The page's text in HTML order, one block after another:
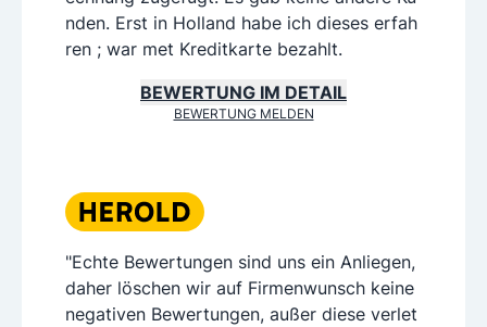
nden. Erst in Holland habe ich dieses erfah
ren ; war met Kreditkarte bezahlt.
BEWERTUNG IM DETAIL
BEWERTUNG MELDEN
"Echte Bewertungen sind uns ein Anliegen,
daher löschen wir auf Firmenwunsch keine
negativen Bewertungen, außer diese verlet